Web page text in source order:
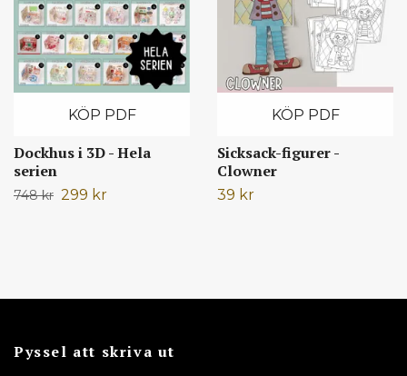
KÖP PDF
Dockhus i 3D - Hela
serien
748 kr 299 kr
KÖP PDF
Sicksack-figurer -
Clowner
39 kr
Pyssel att skriva ut